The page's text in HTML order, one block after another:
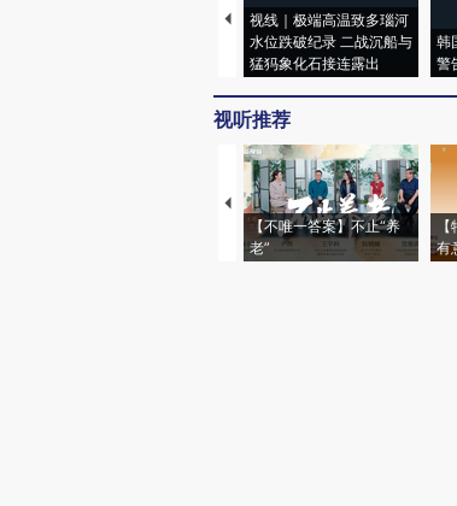
视线｜极端高温致多瑙河
水位跌破纪录 二战沉船与
猛犸象化石接连露出
韩
警
视听推荐
【不唯一答案】不止“养
老”
有